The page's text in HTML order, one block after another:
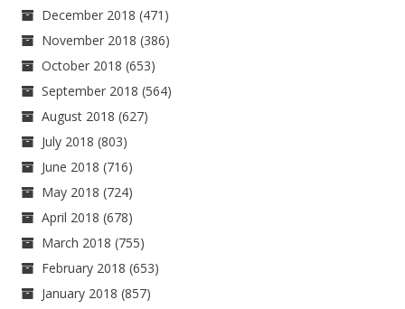
December 2018 (471)
November 2018 (386)
October 2018 (653)
September 2018 (564)
August 2018 (627)
July 2018 (803)
June 2018 (716)
May 2018 (724)
April 2018 (678)
March 2018 (755)
February 2018 (653)
January 2018 (857)